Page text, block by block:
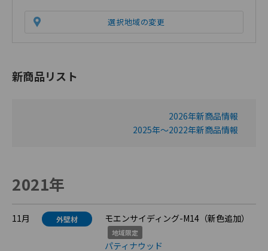
選択地域の変更
新商品リスト
2026年新商品情報
2025年～2022年新商品情報
2021年
11月 外壁材 モエンサイディング-M14（新色追加）
地域限定
パティナウッド